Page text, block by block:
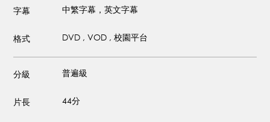
字幕 中繁字幕，英文字幕
格式 DVD , VOD , 校園平台
分級 普遍級
片長 44分